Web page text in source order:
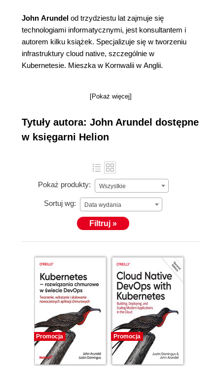
John Arundel od trzydziestu lat zajmuje się
technologiami informatycznymi, jest konsultantem i
autorem kilku książek. Specjalizuje się w tworzeniu
infrastruktury cloud native, szczególnie w
Kubernetesie. Mieszka w Kornwalii w Anglii.
[Pokaż więcej]
Tytuły autora: John Arundel dostępne
w księgarni Helion
Pokaż produkty: Wszystkie
Sortuj wg: Data wydania
Filtruj »
Promocja Promocja